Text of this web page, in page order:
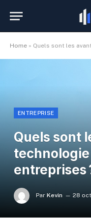
Home » Quels sont les
ENTREPRISE
Quels sont
technologie
entreprises
Par Kevin 28